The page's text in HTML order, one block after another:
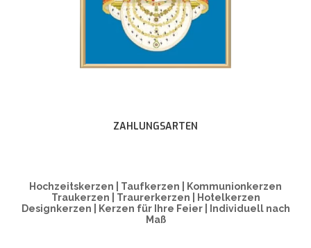
ZAHLUNGSARTEN
Hochzeitskerzen | Taufkerzen | Kommunionkerzen
Traukerzen | Traurerkerzen | Hotelkerzen
Designkerzen | Kerzen für Ihre Feier | Individuell nach
Maß